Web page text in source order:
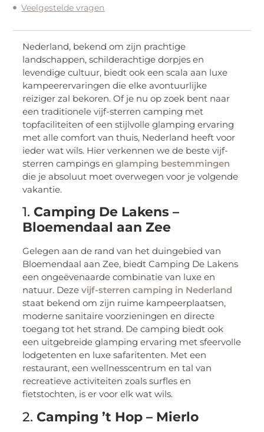
Veelgestelde vragen
Nederland, bekend om zijn prachtige
landschappen, schilderachtige dorpjes en
levendige cultuur, biedt ook een scala aan luxe
kampeerervaringen die elke avontuurlijke
reiziger zal bekoren. Of je nu op zoek bent naar
een traditionele vijf-sterren camping met
topfaciliteiten of een stijlvolle glamping ervaring
met alle comfort van thuis, Nederland heeft voor
ieder wat wils. Hier verkennen we de beste vijf-
sterren campings englamping bestemmingen
die je absoluut moet overwegen voor je volgende
vakantie.
1.Camping De Lakens –
Bloemendaal aan Zee
Gelegen aan de rand van het duingebied van
Bloemendaal aan Zee, biedt Camping De Lakens
een ongeëvenaarde combinatie van luxe en
natuur. Dezevijf-sterren camping in Nederland
staat bekend om zijn ruime kampeerplaatsen,
moderne sanitaire voorzieningen en directe
toegang tot het strand. De camping biedt ook
een uitgebreide glamping ervaring met sfeervolle
lodgetenten en luxe safaritenten. Met een
restaurant, een wellnesscentrum en tal van
recreatieve activiteiten zoals surfles en
fietstochten, is er voor elk wat wils.
2.Camping ’t Hop – Mierlo